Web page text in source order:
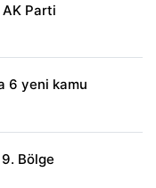
Parti
6 yeni kamu
Bölge